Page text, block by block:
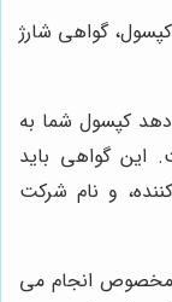
گواهی شارژ
کپسول شما به
این گواهی باید
و نام شرکت
انجام می